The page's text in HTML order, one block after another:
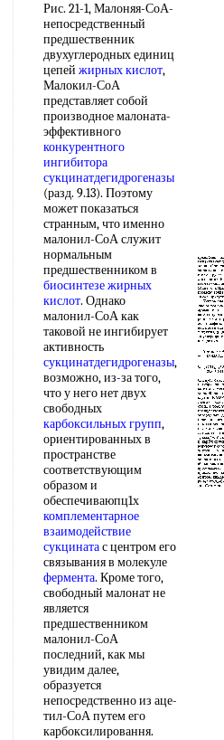
Рис. 21-1, Малоняя-СоА-
непосредственный
предшественник
двухуглеродных единиц
цепей жирных кислот,
Малокил-СоА
представляет собой
производное малоната-
эффективного
конкурентного
ингибитора
сукцинатдегидрогеназы
(разд. 9.13). Поэтому
может показаться
странным, что именно
малонил-СоА служит
нормальным
предшественником в
биосинтезе жирных
кислот. Однако
малонил-СоА как
таковой не ингибирует
активность
сукцинатдегидрогеназы,
возможно, из-за того,
что у него нет двух
свободных
карбоксильных групп,
ориентированных в
пространстве
соответствующим
образом и
обеспечиваюпц1х
комплементарное
взаимодействие
сукцинатас центром его
связывания в молекуле
фермента. Кроме того,
свободный малонат не
является
предшественником
малонил-СоА
последний, как мы
увидим далее,
образуется
непосредственно из аце-
тил-СоА путем его
карбоксилировання.